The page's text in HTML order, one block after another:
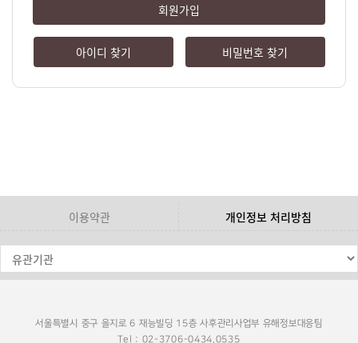
회원가입
아이디 찾기 비밀번호 찾기
이용약관 개인정보 처리방침
서울특별시 중구 을지로 6 재능빌딩 15층 사후관리사업부 유해정보대응팀
Tel : 02-3706-0434,0535